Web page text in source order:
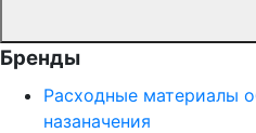
Бренды
Расходные материалы
назаначения